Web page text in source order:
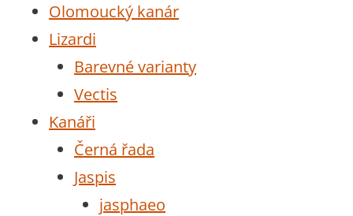
Olomoucký kanár
Lizardi
Barevné varianty
Vectis
Kanáři
Černá řada
Jaspis
jasphaeo